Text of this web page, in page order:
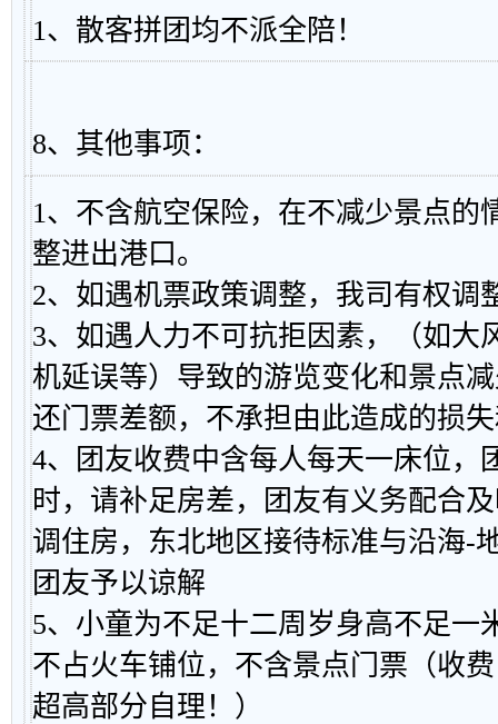
1、散客拼团均不派全陪！
8、其他事项：
1、不含航空保险，在不减少景点的
整进出港口。
2、如遇机票政策调整，我司有权调
3、如遇人力不可抗拒因素，（如大
机延误等）导致的游览变化和景点
还门票差额，不承担由此造成的损
4、团友收费中含每人每天一床位，
时，请补足房差，团友有义务配合
调住房，东北地区接待标准与沿海-
团友予以谅解
5、小童为不足十二周岁身高不足一
不占火车铺位，不含景点门票（收
超高部分自理！）